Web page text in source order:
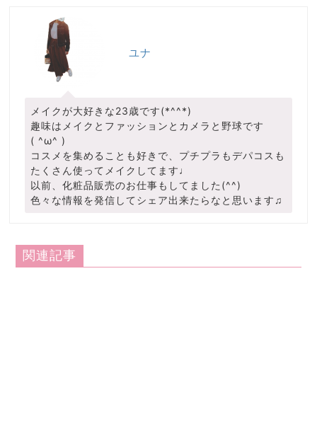
ユナ
メイクが大好きな23歳です(*^^*)
趣味はメイクとファッションとカメラと野球です
( ^ω^ )
コスメを集めることも好きで、プチプラもデパコスも
たくさん使ってメイクしてます♩
以前、化粧品販売のお仕事もしてました(^^)
色々な情報を発信してシェア出来たらなと思います♫
関連記事